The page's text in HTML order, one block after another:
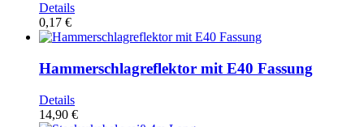
Details
0,17 €
Hammerschlagreflektor mit E40 Fassung
Details
14,90 €